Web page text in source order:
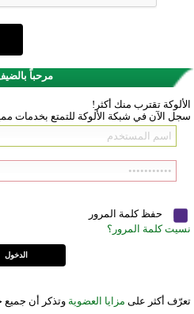
مرحباً
الألوكة تقترب منك أكثر!
سجل الآن في شبكة الألوكة للتمتع بخدمات
حفظ كلمة المرور
نسيت كلمة المرور؟
تعرّف أكثر على مزايا العضوية وتذكر أن جميع